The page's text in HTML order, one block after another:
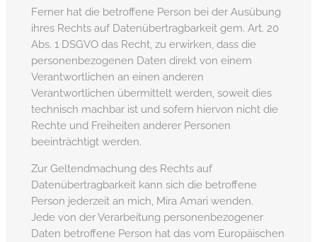
Ferner hat die betroffene Person bei der Ausübung
ihres Rechts auf Datenübertragbarkeit gem. Art. 20
Abs. 1 DSGVO das Recht, zu erwirken, dass die
personenbezogenen Daten direkt von einem
Verantwortlichen an einen anderen
Verantwortlichen übermittelt werden, soweit dies
technisch machbar ist und sofern hiervon nicht die
Rechte und Freiheiten anderer Personen
beeinträchtigt werden.
Zur Geltendmachung des Rechts auf
Datenübertragbarkeit kann sich die betroffene
Person jederzeit an mich, Mira Amari wenden.
Jede von der Verarbeitung personenbezogener
Daten betroffene Person hat das vom Europäischen